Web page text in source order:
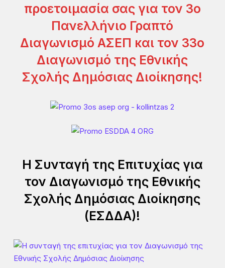
προετοιμασία σας για τον 3ο
Πανελλήνιο Γραπτό
Διαγωνισμό ΑΣΕΠ και τον 33ο
Διαγωνισμό της Εθνικής
Σχολής Δημόσιας Διοίκησης!
Η Συνταγή της Επιτυχίας για
τον Διαγωνισμό της Εθνικής
Σχολής Δημόσιας Διοίκησης
(ΕΣΔΔΑ)!